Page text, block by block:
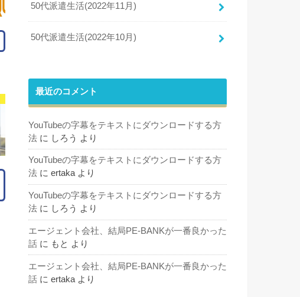
50代派遣生活(2022年11月)
50代派遣生活(2022年10月)
最近のコメント
YouTubeの字幕をテキストにダウンロードする方
法 に しろう より
YouTubeの字幕をテキストにダウンロードする方
法 に ertakaより
YouTubeの字幕をテキストにダウンロードする方
法 に しろう より
エージェント会社、結局PE-BANKが一番良かった
話 に もと より
エージェント会社、結局PE-BANKが一番良かった
話 に ertaka より